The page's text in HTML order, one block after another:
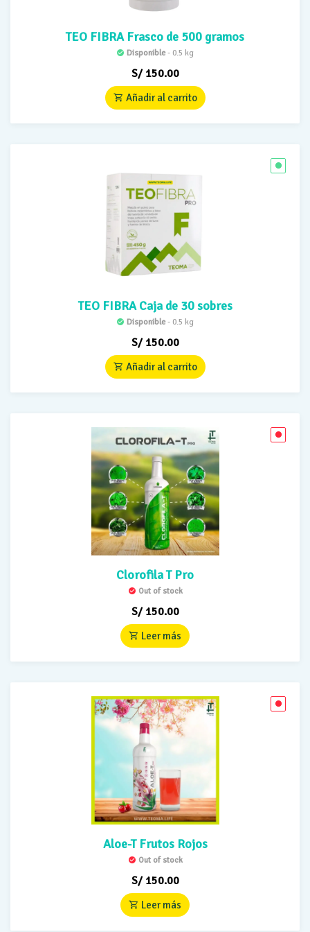
TEO FIBRA Frasco de 500 gramos
Disponible - 0.5 kg
S/150.00
Añadir al carrito
TEO FIBRA Caja de 30 sobres
Disponible - 0.5 kg
S/150.00
Añadir al carrito
Clorofila T Pro
Out of stock
S/150.00
Leer más
Aloe-T Frutos Rojos
Out of stock
S/150.00
Leer más